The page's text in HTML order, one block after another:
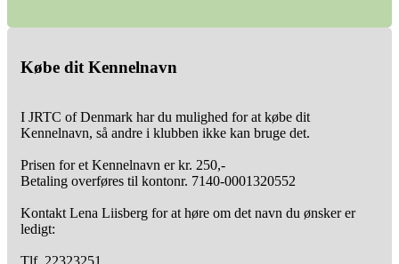
Købe dit Kennelnavn
I JRTC of Denmark har du mulighed for at købe dit
Kennelnavn, så andre i klubben ikke kan bruge det.
Prisen for et Kennelnavn er kr. 250,-
Betaling overføres til kontonr. 7140-0001320552
Kontakt Lena Liisberg for at høre om det navn du ønsker er
ledigt: